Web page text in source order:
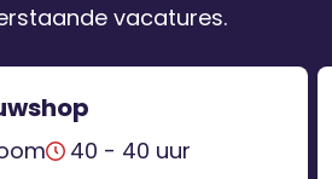
vacatures.
40 - 40 uur